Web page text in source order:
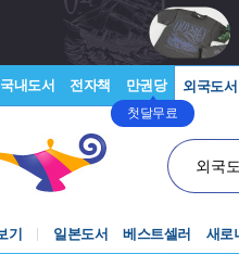
국내도서 전자책 만권당
첫달무료
외국도서
외국
기 일본도서 베스트셀러 새로